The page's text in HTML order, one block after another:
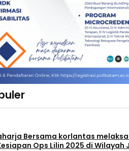
Bersama korlantas
Ops Lilin 2025 di Wilayah